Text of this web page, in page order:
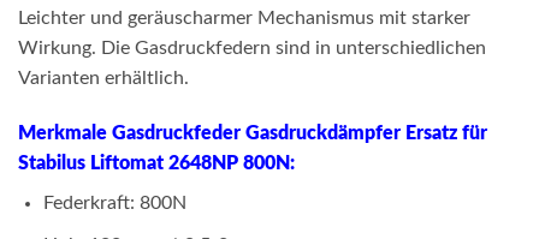
Leichter und geräuscharmer Mechanismus mit starker
Wirkung. Die Gasdruckfedern sind in unterschiedlichen
Varianten erhältlich.
Merkmale Gasdruckfeder Gasdruckdämpfer Ersatz für
Stabilus Liftomat 2648NP 800N:
Federkraft: 800N